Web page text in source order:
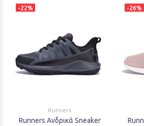
-22%
Runners
Runners Ανδρικά Sneaker
-26%